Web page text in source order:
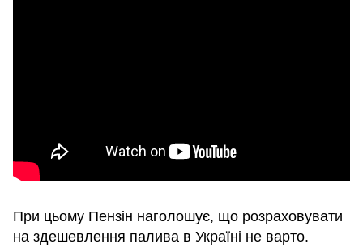
При цьому Пензін наголошує, що розраховувати
на здешевлення палива в Україні не варто.